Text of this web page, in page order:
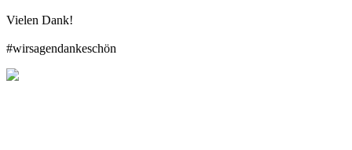
Vielen Dank!
#wirsagendankeschön